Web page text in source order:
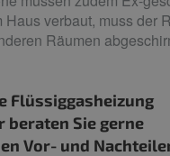
Haus verbaut, muss der
Räumen
Flüssiggasheizung
Sie gerne
Vor- und